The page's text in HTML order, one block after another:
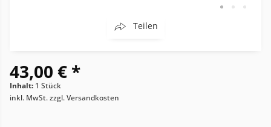
Teilen
43,00 € *
Inhalt: 1 Stück
inkl. MwSt.zzgl. Versandkosten